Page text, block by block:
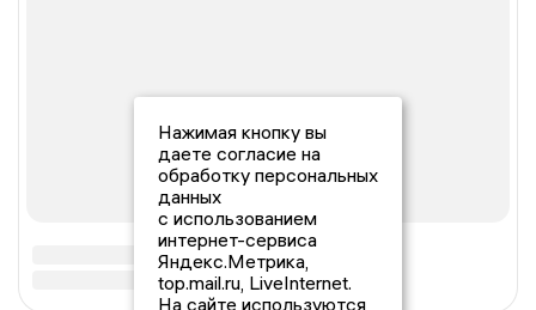
Нажимая кнопку вы
даете согласие на
обработку персональных
данных
с использованием
интернет-сервиса
Яндекс.Метрика,
top.mail.ru, LiveInternet.
На сайте используются